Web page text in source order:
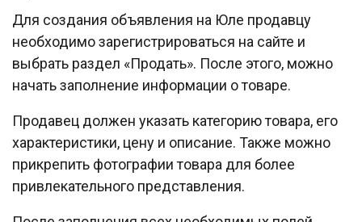
Для создания объявления на Юле продавцу
необходимо зарегистрироваться на сайте и
выбрать раздел «Продать». После этого, можно
начать заполнение информации о товаре.
Продавец должен указать категорию товара, его
характеристики, цену и описание. Также можно
прикрепить фотографии товара для более
привлекательного представления.